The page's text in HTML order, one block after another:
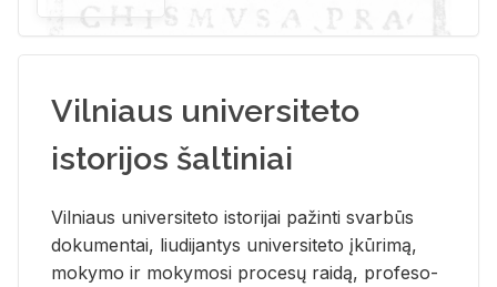
Vilniaus universiteto
istorijos šaltiniai
Vil­niaus uni­ver­si­te­to is­to­ri­jai pa­žin­ti svar­būs
do­ku­men­tai, liu­di­jan­tys uni­ver­si­te­to įkū­ri­mą,
mo­ky­mo ir mo­ky­mo­si pro­ce­sų rai­dą, pro­fe­so­